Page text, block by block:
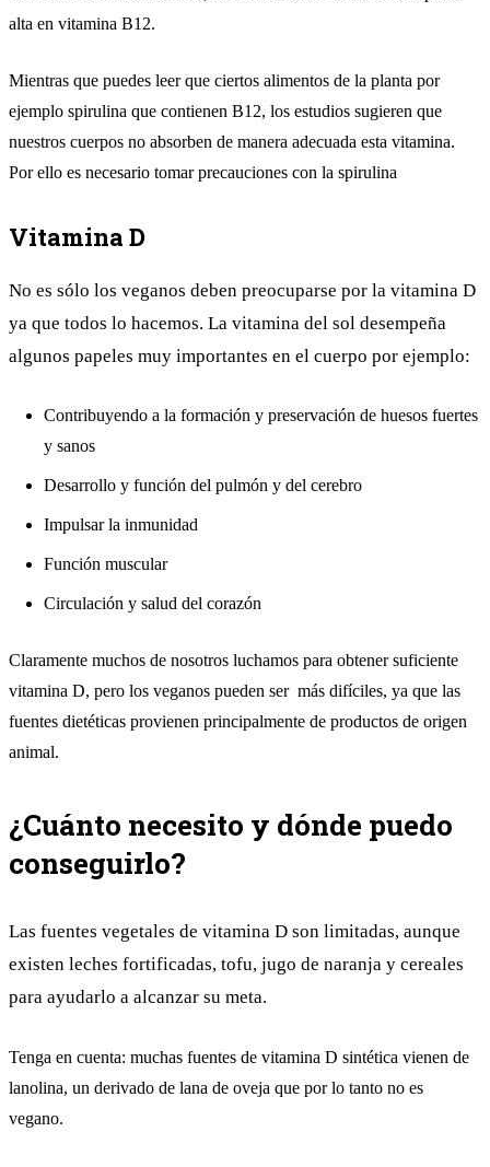
alta en vitamina B12.
Mientras que puedes leer que ciertos alimentos de la planta por
ejemplo spirulina que contienen B12, los estudios sugieren que
nuestros cuerpos no absorben de manera adecuada esta vitamina.
Por ello es necesario tomar precauciones con la spirulina
Vitamina D
No es sólo los veganos deben preocuparse por la vitamina D
ya que todos lo hacemos. La vitamina del sol desempeña
algunos papeles muy importantes en el cuerpo por ejemplo:
Contribuyendo a la formación y preservación de huesos fuertes
y sanos
Desarrollo y función del pulmón y del cerebro
Impulsar la inmunidad
Función muscular
Circulación y salud del corazón
Claramente muchos de nosotros luchamos para obtener suficiente
vitamina D, pero los veganos pueden ser más difíciles, ya que las
fuentes dietéticas provienen principalmente de productos de origen
animal.
¿Cuánto necesito y dónde puedo
conseguirlo?
Las fuentes vegetales de vitamina D son limitadas, aunque
existen leches fortificadas, tofu, jugo de naranja y cereales
para ayudarlo a alcanzar su meta.
Tenga en cuenta: muchas fuentes de vitamina D sintética vienen de
lanolina, un derivado de lana de oveja que por lo tanto no es
vegano.